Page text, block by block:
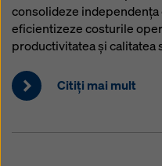
consolideze
eficientizeze costurile
productivitatea și
Citiţi mai mult